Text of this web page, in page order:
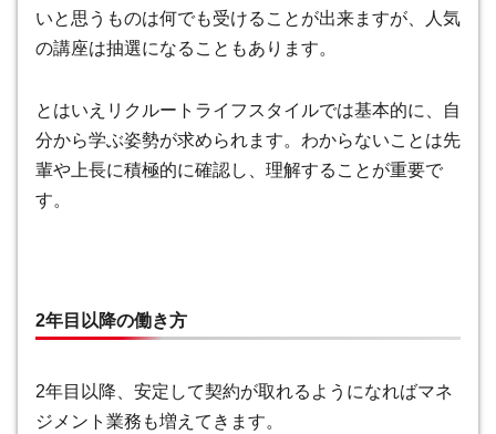
いと思うものは何でも受けることが出来ますが、人気
の講座は抽選になることもあります。
とはいえリクルートライフスタイルでは基本的に、自
分から学ぶ姿勢が求められます。わからないことは先
輩や上長に積極的に確認し、理解することが重要で
す。
2年目以降の働き方
2年目以降、安定して契約が取れるようになればマネ
ジメント業務も増えてきます。